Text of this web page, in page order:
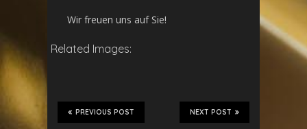
Wir freuen uns auf Sie!
Related Images:
NEXT POST
PREVIOUS POST